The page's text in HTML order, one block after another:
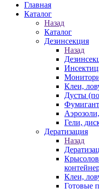
Главная
Каталог
Назад
Каталог
Дезинсекция
Назад
Клеи,
Дусты
Гели,
Дератизация
Назад
Клеи,
Готовые